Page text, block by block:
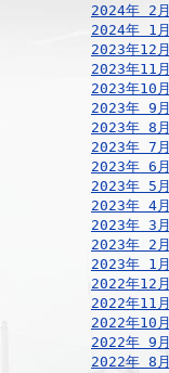
2024年 2月
2024年 1月
2023年12月
2023年11月
2023年10月
2023年 9月
2023年 8月
2023年 7月
2023年 6月
2023年 5月
2023年 4月
2023年 3月
2023年 2月
2023年 1月
2022年12月
2022年11月
2022年10月
2022年 9月
2022年 8月